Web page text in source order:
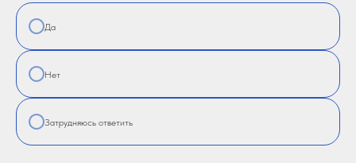
Да
Нет
Затрудняюсь ответить